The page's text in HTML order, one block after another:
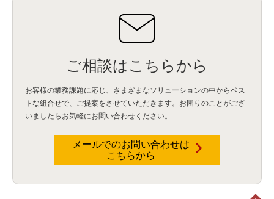
ご相談はこちらから
お客様の業務課題に応じ、さまざまなソリューションの中からベス
トな組合せで、 ご提案をさせていただきます。お困りのことがござ
いましたらお気軽にお問い合わせください。
メールでのお問い合わせは
こちらから